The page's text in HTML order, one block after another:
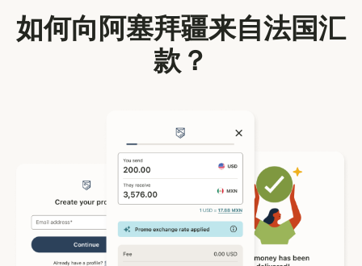
如何向阿塞拜疆来自法国汇
款？